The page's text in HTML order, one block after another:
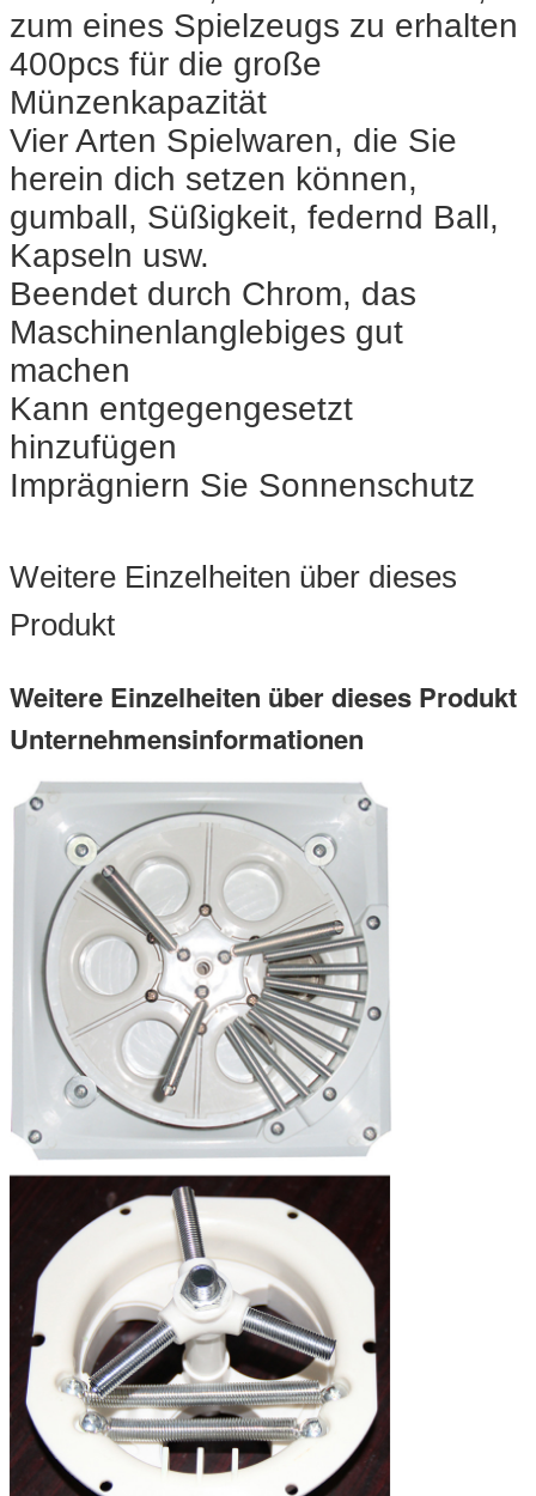
zum eines Spielzeugs zu erhalten
400pcs für die große
Münzenkapazität
Vier Arten Spielwaren, die Sie
herein dich setzen können,
gumball, Süßigkeit, federnd Ball,
Kapseln usw.
Beendet durch Chrom, das
Maschinenlanglebiges gut
machen
Kann entgegengesetzt
hinzufügen
Imprägniern Sie Sonnenschutz
Weitere Einzelheiten über dieses
Produkt
Weitere Einzelheiten über dieses Produkt
Unternehmensinformationen